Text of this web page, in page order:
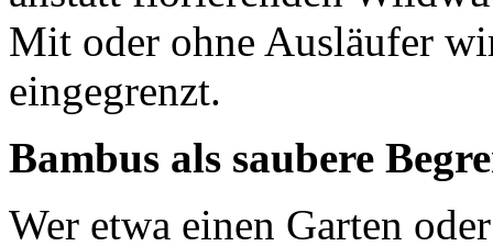
Mit oder ohne Ausläufer
eingegrenzt.
Bambus als saubere
Wer etwa einen Garten